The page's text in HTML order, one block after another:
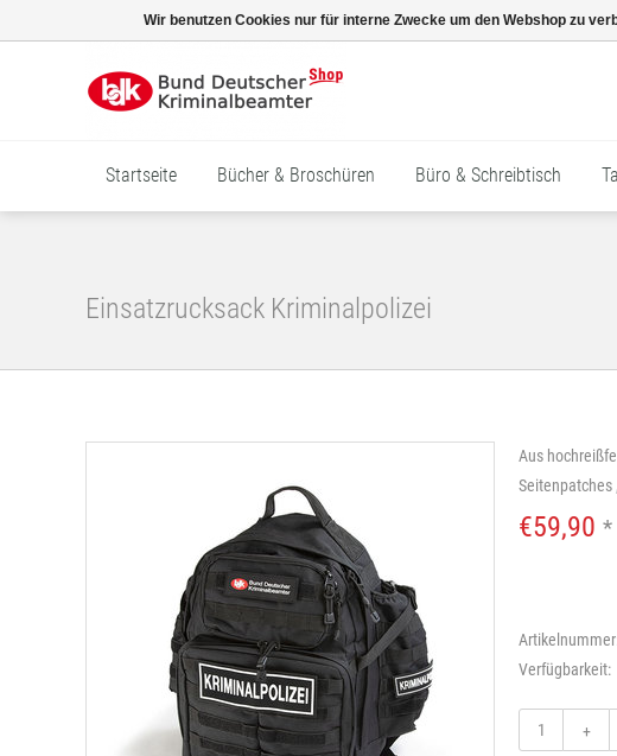
Startseite Bücher & Broschüren Büro & Schreibtisch
Einsatzrucksack Kriminalpolizei
Aus
Seitenpatches
€59,90 *
Verfügbarkeit:
+
Wir benutzen Cookies nur für interne Zwecke um den Webshop zu